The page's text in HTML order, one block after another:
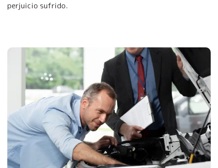
perjuicio sufrido.